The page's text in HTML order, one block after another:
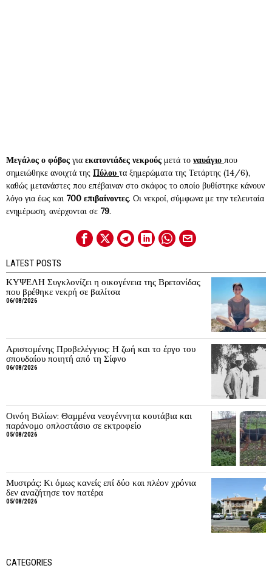
Μεγάλος ο φόβος για εκατοντάδες νεκρούς μετά το ναυάγιο που
σημειώθηκε ανοιχτά της Πύλου τα ξημερώματα της Τετάρτης (14/6),
καθώς μετανάστες που επέβαιναν στο σκάφος το οποίο βυθίστηκε κάνουν
λόγο για έως και 700 επιβαίνοντες. Οι νεκροί, σύμφωνα με την τελευταία
ενημέρωση, ανέρχονται σε 79.
LATEST POSTS
ΚΥΨΕΛΗ Συγκλονίζει η οικογένεια της Βρετανίδας
που βρέθηκε νεκρή σε βαλίτσα
06/08/2026
Αριστομένης Προβελέγγιος: Η ζωή και το έργο του
σπουδαίου ποιητή από τη Σίφνο
06/08/2026
Οινόη Βιλίων: Θαμμένα νεογέννητα κουτάβια και
παράνομο οπλοστάσιο σε εκτροφείο
05/08/2026
Μυστράς: Κι όμως κανείς επί δύο και πλέον χρόνια
δεν αναζήτησε τον πατέρα
05/08/2026
CATEGORIES